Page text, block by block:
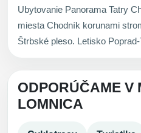
Ubytovanie Panorama Tatry
miesta Chodník korunami
Štrbské pleso. Letisko
ODPORÚČAME V
LOMNICA